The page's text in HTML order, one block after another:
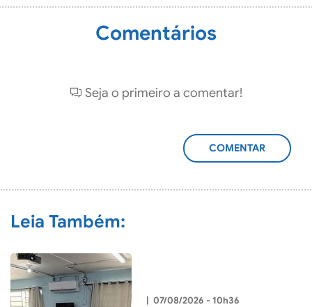
Comentários
Seja o primeiro a comentar!
ADICIONAR
Leia Também:
| 07/08/2026 - 10h36